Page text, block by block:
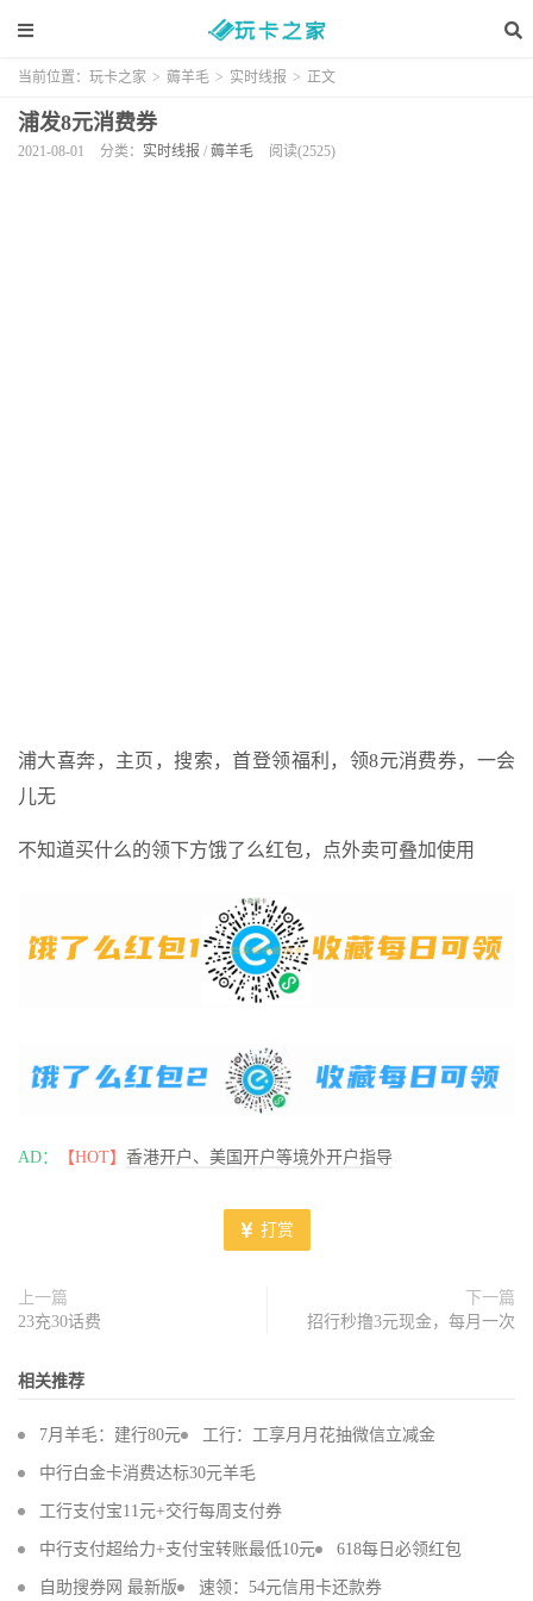
当前位置： 玩卡之家 > 薅羊毛 > 实时线报 > 正文
浦发8元消费券
2021-08-01 分类： 实时线报 / 薅羊毛 阅读(2525)
浦大喜奔，主页，搜索，首登领福利，领8元消费券，一会
儿无
不知道买什么的领下方饿了么红包，点外卖可叠加使用
AD： 【HOT】 香港开户、美国开户等境外开户指导
打赏
上一篇
23充30话费
下一篇
招行秒撸3元现金，每月一次
相关推荐
7月羊毛：建行80元 工行：工享月月花抽微信立减金
中行白金卡消费达标30元羊毛
工行支付宝11元+交行每周支付券
中行支付超给力+支付宝转账最低10元 618每日必领红包
自助搜券网 最新版 速领：54元信用卡还款券